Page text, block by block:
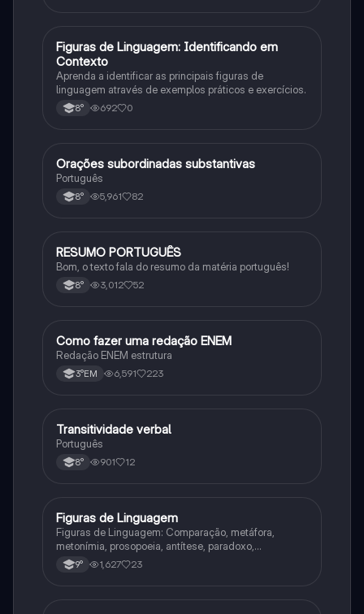
FPortuguês
Figuras de Linguagem: Identificando em
Contexto
Aprenda a identificar as principais figuras de
linguagem através de exemplos práticos e exercícios.
8° 692 0
Português
Orações subordinadas substantivas
Português
8° 5,961 82
Português
RESUMO PORTUGUÊS
Bom, o texto fala do resumo da matéria português!
8° 3,012 52
Português
Como fazer uma redação ENEM
Redação ENEM estrutura
3°EM 6,591 223
Português
Transitividade verbal
Português
8° 901 12
Português
Figuras de Linguagem
Figuras de Linguagem: Comparação, metáfora,
metonímia, prosopoeia, antítese, paradoxo,
eufemismo, hipérbole e onomatopeia
9° 1,627 23